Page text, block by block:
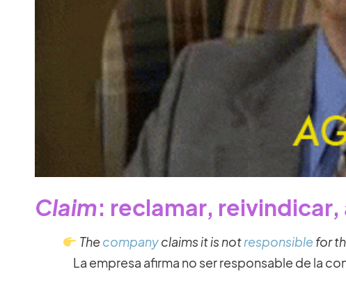
Claim: reclamar,
Thecompanyclaimsit is notresponsible for
La empresa afirma no ser responsable de la